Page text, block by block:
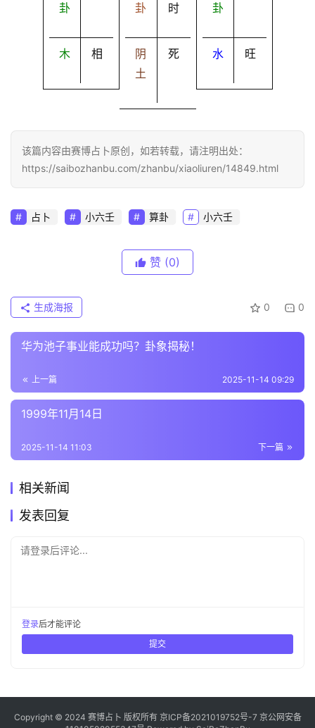
卦
木 相
卦
时
阴
土
死
卦
水 旺
该篇内容由赛博占卜原创，如若转载，请注明出处：
https://saibozhanbu.com/zhanbu/xiaoliuren/14849.html
占卜 小六壬 算卦 小六壬
赞 (0)
0 0
生成海报
华为池子事业能成功吗？卦象揭秘！
上一篇 2025-11-14 09:29
1999年11月14日
下一篇
2025-11-14 11:03
相关新闻
发表回复
请登录后评论...
登录后才能评论
提交
Copyright © 2024 赛博占卜 版权所有 京ICP备2021019752号-7 京公网安备